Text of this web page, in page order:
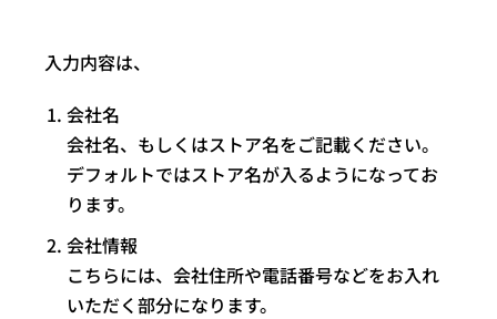
入力内容は、
会社名
会社名、もしくはストア名をご記載ください。
デフォルトではストア名が入るようになってお
ります。
会社情報
こちらには、会社住所や電話番号などをお入れ
いただく部分になります。